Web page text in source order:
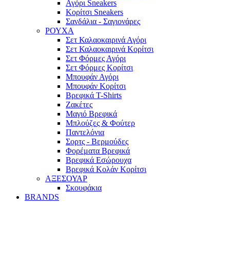
Αγόρι Sneakers
Κορίτσι Sneakers
Σανδάλια - Σαγιονάρες
ΡΟΥΧΑ
Σετ Καλαοκαιρινά Αγόρι
Σετ Καλαοκαιρινά Κορίτσι
Σετ Φόρμες Αγόρι
Σετ Φόρμες Κορίτσι
Mπουφάν Αγόρι
Mπουφάν Κορίτσι
Βρεφικά T-Shirts
Ζακέτες
Μαγιό Βρεφικά
Mπλούζες & Φούτερ
Παντελόνια
Σορτς - Βερμούδες
Φορέματα Βρεφικά
Βρεφικά Εσώρουχα
Βρεφικά Κολάν Κορίτσι
ΑΞΕΣΟΥΑΡ
Σκουφάκια
BRANDS